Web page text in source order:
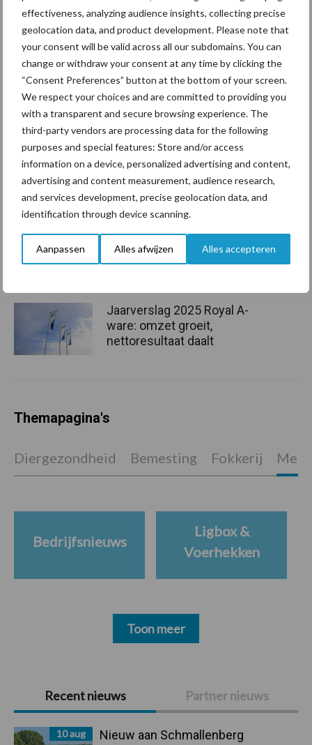
effectiveness, analyzing audience insights, collecting precise
geolocation data, and product development. Please note that
your consent will be valid across all our subdomains. You can
change or withdraw your consent at any time by clicking the
“Consent Preferences” button at the bottom of your screen.
We respect your choices and are committed to providing you
with a transparent and secure browsing experience. The
third-party vendors are processing data for the following
purposes and special features: Store and/or access
information on a device, personalized advertising and content,
advertising and content measurement, audience research,
and services development, precise geolocation data, and
identification through device scanning.
Aanpassen Alles afwijzen Alles accepteren
naar een nieuwe locatie, direct aan de slag. En dat is een absoluut
voordeel.”
Bron:
Primaire
Sidebar
Recent nieuws Partner nieuws
10 aug
Nieuw aan Schmallenberg
Aanbevolen voor jou!
Nieuw aan Schmallenberg
gerelateerd virus ontdekt in
Duitsland
Tot 5 ton per wiel om
ondergrondverdichting te
beperken
Jaarverslag 2025 Royal A-
ware: omzet groeit,
nettoresultaat daalt
Themapagina's
Diergezondheid Bemesting Fokkerij
Bedrijfsnieuws
Ligbox &
Voerhekken
Toon meer